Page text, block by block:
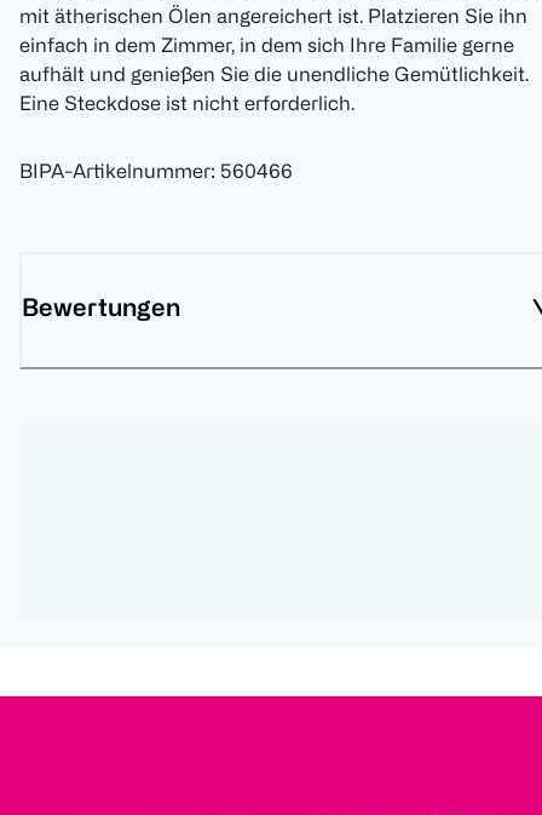
mit ätherischen Ölen angereichert ist. Platzieren Sie ihn
einfach in dem Zimmer, in dem sich Ihre Familie gerne
aufhält und genießen Sie die unendliche Gemütlichkeit.
Eine Steckdose ist nicht erforderlich.
BIPA-Artikelnummer: 560466
Bewertungen